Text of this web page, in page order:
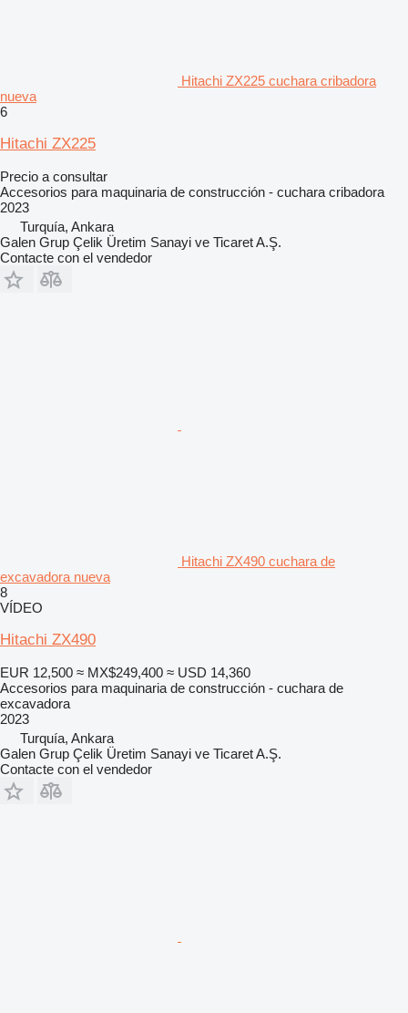
Hitachi ZX225 cuchara cribadora
nueva
6
Hitachi ZX225
Precio a consultar
Accesorios para maquinaria de construcción - cuchara cribadora
2023
Turquía, Ankara
Galen Grup Çelik Üretim Sanayi ve Ticaret A.Ş.
Contacte con el vendedor
Hitachi ZX490 cuchara de
excavadora nueva
8
VÍDEO
Hitachi ZX490
EUR 12,500 ≈ MX$249,400 ≈ USD 14,360
Accesorios para maquinaria de construcción - cuchara de
excavadora
2023
Turquía, Ankara
Galen Grup Çelik Üretim Sanayi ve Ticaret A.Ş.
Contacte con el vendedor